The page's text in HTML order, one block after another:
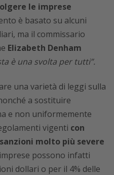
le imprese
è basato su alcuni
ma il commissario
Elizabeth Denham
è una svolta per tutti”.
una varietà di leggi sulla
a sostituire
e non uniformemente
vigenti con
molto più severe
possono infatti
dollari o per il 4% delle